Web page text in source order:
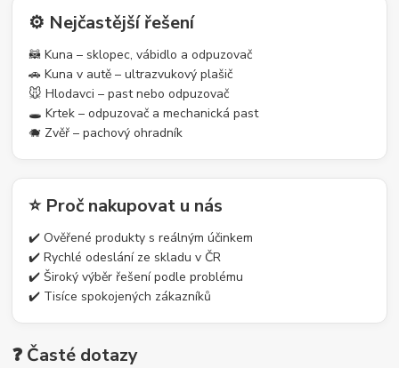
⚙️ Nejčastější řešení
🦝 Kuna – sklopec, vábidlo a odpuzovač
🚗 Kuna v autě – ultrazvukový plašič
🐭 Hlodavci – past nebo odpuzovač
🕳️ Krtek – odpuzovač a mechanická past
🐗 Zvěř – pachový ohradník
⭐ Proč nakupovat u nás
✔️ Ověřené produkty s reálným účinkem
✔️ Rychlé odeslání ze skladu v ČR
✔️ Široký výběr řešení podle problému
✔️ Tisíce spokojených zákazníků
❓ Časté dotazy